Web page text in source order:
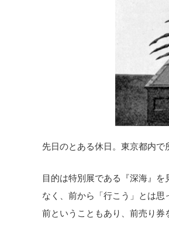
先日のとある休日。東京都内で
目的は特別展である『深海』
なく、前から「行こう」とは
前ということもあり、前売り券